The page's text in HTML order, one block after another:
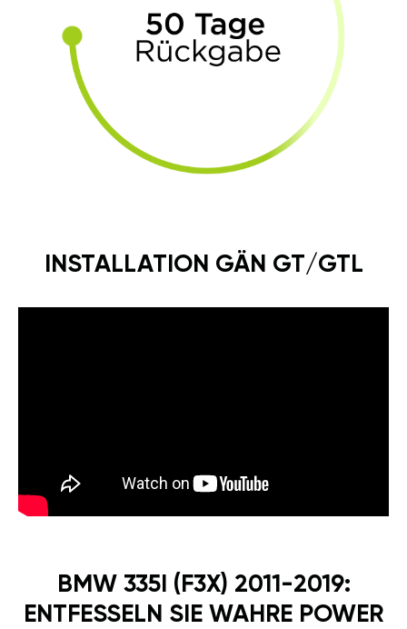
INSTALLATION GÄN GT/GTL
BMW 335I (F3X) 2011-2019:
ENTFESSELN SIE WAHRE POWER